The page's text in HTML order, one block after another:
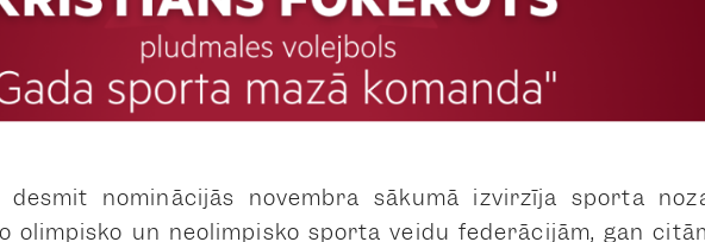
desmit nominācijās novembra sākumā izvirzīja sporta
olimpisko un neolimpisko sporta veidu federācijām, gan